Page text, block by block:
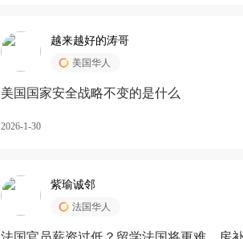
越来越好的涛哥
美国华人
美国国家安全战略不变的是什么
2026-1-30
紫瑜诚邻
法国华人